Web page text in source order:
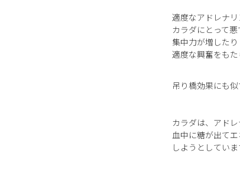
適度なアドレナ
カラダにとって悪
集中力が増したり
適度な興奮をもた
吊り橋効果にも
カラダは、アド
血中に糖が出て
しようとしていま